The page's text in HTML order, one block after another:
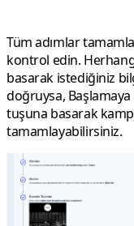
Tüm adımlar
kontrol edin.
basarak istediğiniz
doğruysa, Başlamaya
tuşuna basarak
tamamlayabilirsiniz.